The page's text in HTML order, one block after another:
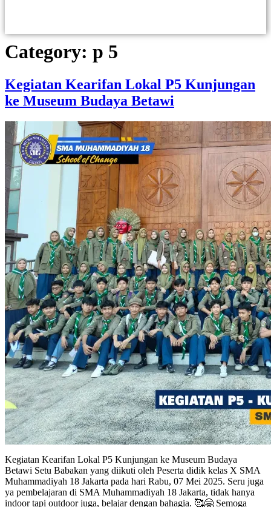
Category: p 5
Kegiatan Kearifan Lokal P5 Kunjungan
ke Museum Budaya Betawi
Kegiatan Kearifan Lokal P5 Kunjungan ke Museum Budaya
Betawi Setu Babakan yang diikuti oleh Peserta didik kelas X SMA
Muhammadiyah 18 Jakarta pada hari Rabu, 07 Mei 2025. Seru juga
ya pembelajaran di SMA Muhammadiyah 18 Jakarta, tidak hanya
indoor tapi outdoor juga, belajar dengan bahagia. 🥰🤗 Semoga